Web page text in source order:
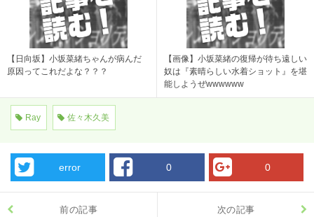
【日向坂】小坂菜緒ちゃんが病んだ
原因ってこれだよな？？？
【画像】小坂菜緒の復帰が待ち遠しい
奴は『素晴らしい水着ショット』を堪
能しようぜwwwwww
Ray 佐々木久美
error 0 0
前の記事 次の記事